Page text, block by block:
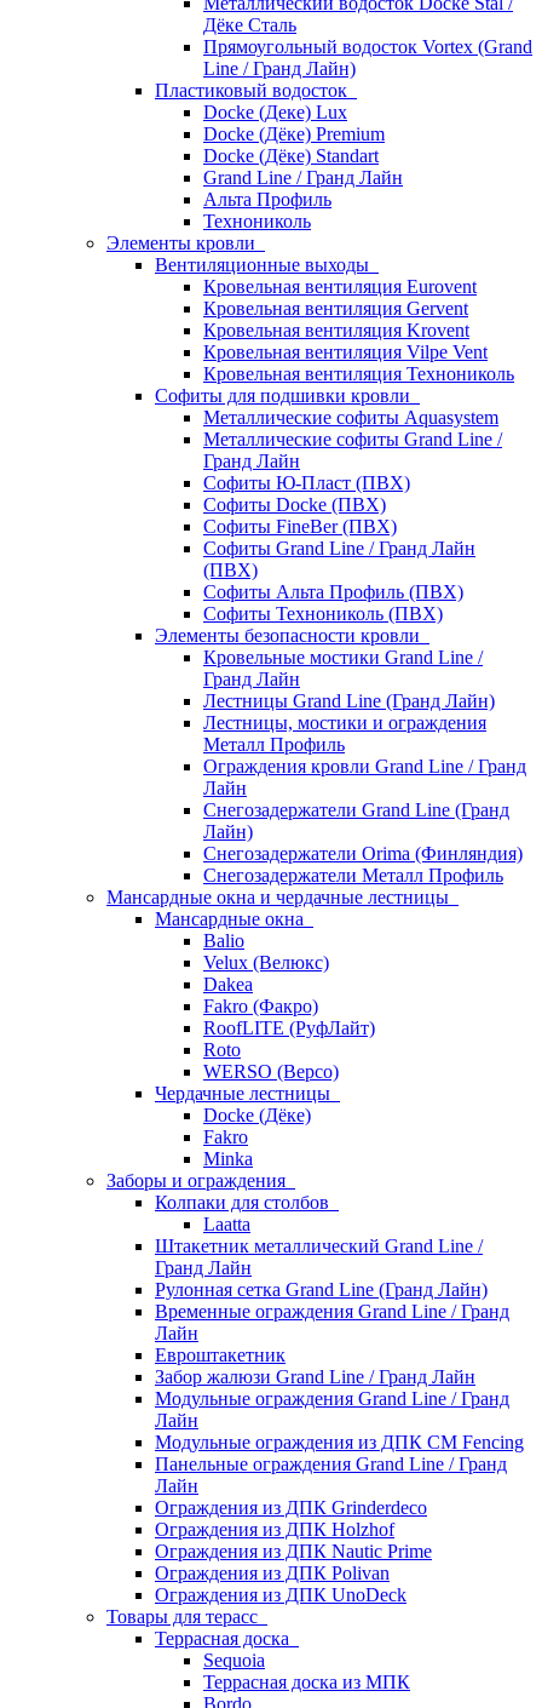
Дёке Сталь
Прямоугольный водосток Vortex (Grand
Line / Гранд Лайн)
Пластиковый водосток
Docke (Деке) Lux
Docke (Дёке) Premium
Docke (Дёке) Standart
Grand Line / Гранд Лайн
Альта Профиль
Технониколь
Элементы кровли
Вентиляционные выходы
Кровельная вентиляция Eurovent
Кровельная вентиляция Gervent
Кровельная вентиляция Krovent
Кровельная вентиляция Vilpe Vent
Кровельная вентиляция Технониколь
Cофиты для подшивки кровли
Металлические софиты Aquasystem
Металлические софиты Grand Line /
Гранд Лайн
Софиты Ю-Пласт (ПВХ)
Софиты Docke (ПВХ)
Софиты FineBer (ПВХ)
Софиты Grand Line / Гранд Лайн
(ПВХ)
Софиты Альта Профиль (ПВХ)
Софиты Технониколь (ПВХ)
Элементы безопасности кровли
Кровельные мостики Grand Line /
Гранд Лайн
Лестницы Grand Line (Гранд Лайн)
Лестницы, мостики и ограждения
Металл Профиль
Ограждения кровли Grand Line / Гранд
Лайн
Снегозадержатели Grand Line (Гранд
Лайн)
Снегозадержатели Orima (Финляндия)
Снегозадержатели Металл Профиль
Мансардные окна и чердачные лестницы
Мансардные окна
Balio
Velux (Велюкс)
Dakea
Fakro (Факро)
RoofLITE (РуфЛайт)
Roto
WERSO (Версо)
Чердачные лестницы
Docke (Дёке)
Fakro
Minka
Заборы и ограждения
Колпаки для столбов
Laatta
Штакетник металлический Grand Line /
Гранд Лайн
Рулонная сетка Grand Line (Гранд Лайн)
Временные ограждения Grand Line / Гранд
Лайн
Евроштакетник
Забор жалюзи Grand Line / Гранд Лайн
Модульные ограждения Grand Line / Гранд
Лайн
Модульные ограждения из ДПК CM Fencing
Панельные ограждения Grand Line / Гранд
Лайн
Ограждения из ДПК Grinderdeco
Ограждения из ДПК Holzhof
Ограждения из ДПК Nautic Prime
Ограждения из ДПК Polivan
Ограждения из ДПК UnoDeck
Товары для терасс
Террасная доска
Sequoia
Террасная доска из МПК
Bordo